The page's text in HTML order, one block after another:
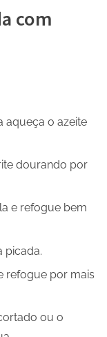
com
aqueça o azeite
dourando por
e refogue bem
picada.
refogue por mais
ou o